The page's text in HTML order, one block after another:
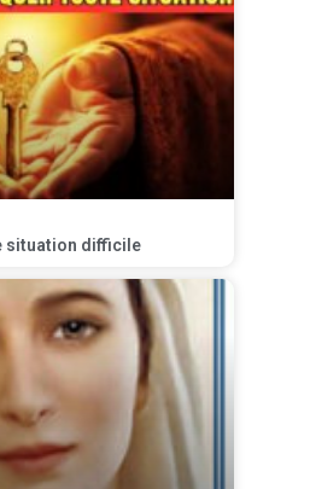
situation difficile